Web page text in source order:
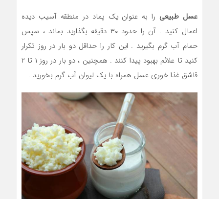
عسل طبیعی را به عنوان یک پماد در منطقه آسیب دیده
اعمال کنید . آن را حدود ۳۰ دقیقه بگذارید بماند ، سپس
حمام آب گرم بگیرید . این کار را حداقل دو بار در روز تکرار
کنید تا علائم بهبود پیدا کنند . همچنین ، دو بار در روز ۱ تا ۲
قاشق غذا خوری عسل همراه با یک لیوان آب گرم بخورید .